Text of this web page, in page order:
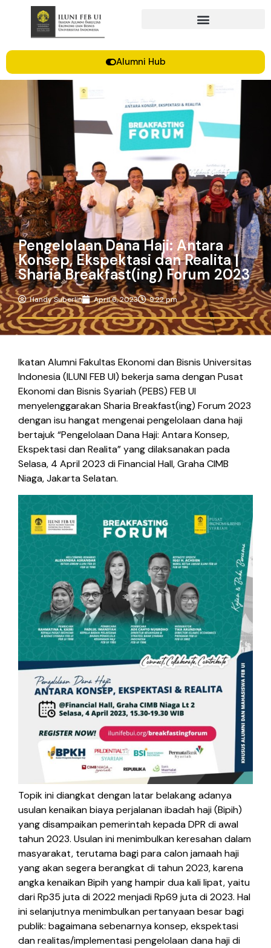
Alumni Hub
Pengelolaan Dana Haji: Antara
Konsep, Ekspektasi dan Realita |
Sharia Breakfast(ing) Forum 2023
Handy Suberlin April 6, 2023 9:22 pm
Ikatan Alumni Fakultas Ekonomi dan Bisnis Universitas
Indonesia (ILUNI FEB UI) bekerja sama dengan Pusat
Ekonomi dan Bisnis Syariah (PEBS) FEB UI
menyelenggarakan Sharia Breakfast(ing) Forum 2023
dengan isu hangat mengenai pengelolaan dana haji
bertajuk “Pengelolaan Dana Haji: Antara Konsep,
Ekspektasi dan Realita” yang dilaksanakan pada
Selasa, 4 April 2023 di Financial Hall, Graha CIMB
Niaga, Jakarta Selatan.
Topik ini diangkat dengan latar belakang adanya
usulan kenaikan biaya perjalanan ibadah haji (Bipih)
yang disampaikan pemerintah kepada DPR di awal
tahun 2023. Usulan ini menimbulkan keresahan dalam
masyarakat, terutama bagi para calon jamaah haji
yang akan segera berangkat di tahun 2023, karena
angka kenaikan Bipih yang hampir dua kali lipat, yaitu
dari Rp35 juta di 2022 menjadi Rp69 juta di 2023. Hal
ini selanjutnya menimbulkan pertanyaan besar bagi
publik: bagaimana sebenarnya konsep, ekspektasi
dan realitas/implementasi pengelolaan dana haji di